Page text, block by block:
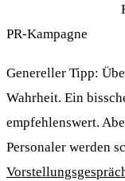
Konzeption
PR-Kampagne
Genereller Tipp:
Wahrheit. Ein
empfehlenswert.
Personaler werden